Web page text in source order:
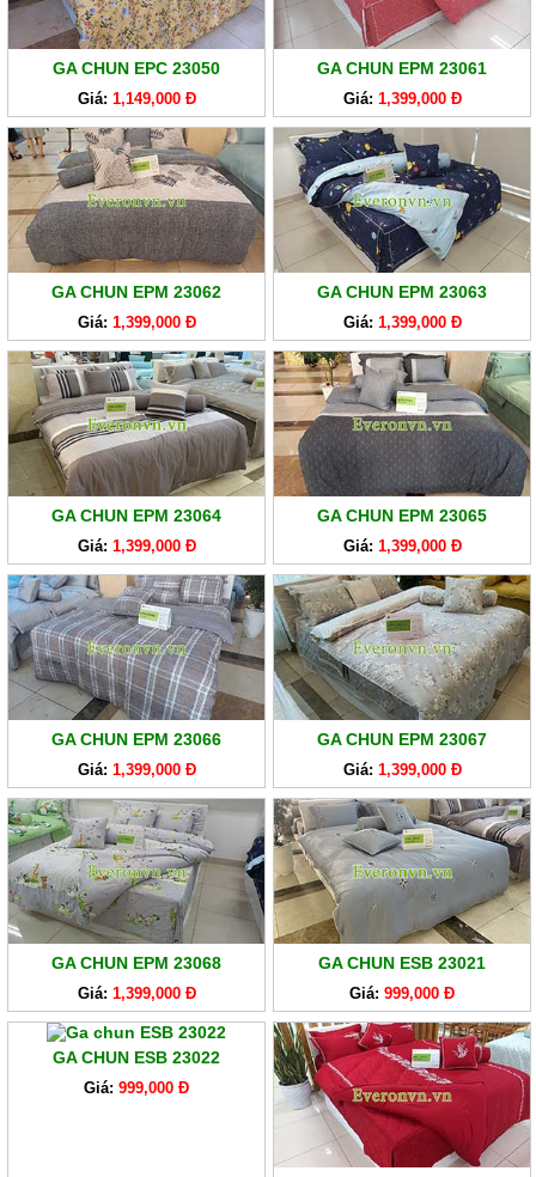
GA CHUN EPC 23050
Giá: 1,149,000 Đ
GA CHUN EPM 23061
Giá: 1,399,000 Đ
GA CHUN EPM 23062
Giá: 1,399,000 Đ
GA CHUN EPM 23063
Giá: 1,399,000 Đ
GA CHUN EPM 23064
Giá: 1,399,000 Đ
GA CHUN EPM 23065
Giá: 1,399,000 Đ
GA CHUN EPM 23066
Giá: 1,399,000 Đ
GA CHUN EPM 23067
Giá: 1,399,000 Đ
GA CHUN EPM 23068
Giá: 1,399,000 Đ
GA CHUN ESB 23021
Giá: 999,000 Đ
GA CHUN ESB 23022
Giá: 999,000 Đ